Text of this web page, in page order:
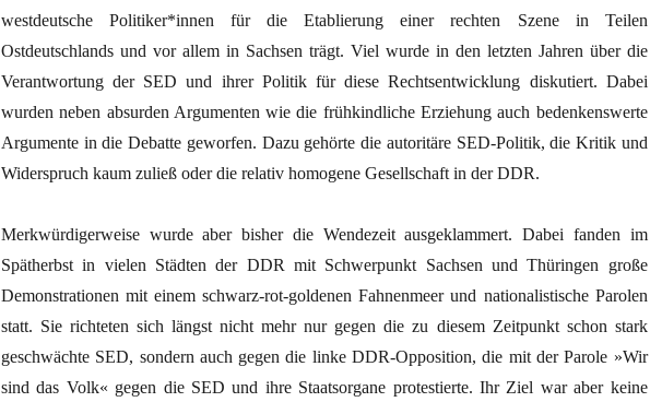
westdeutsche Politiker*innen für die Etablierung einer rechten Szene in Teilen
Ostdeutschlands und vor allem in Sachsen trägt. Viel wurde in den letzten Jahren über die
Verantwortung der SED und ihrer Politik für diese Rechtsentwicklung diskutiert. Dabei
wurden neben absurden Argumenten wie die frühkindliche Erziehung auch bedenkenswerte
Argumente in die Debatte geworfen. Dazu gehörte die autoritäre SED-Politik, die Kritik und
Widerspruch kaum zuließ oder die relativ homogene Gesellschaft in der DDR.
Merkwürdigerweise wurde aber bisher die Wendezeit ausgeklammert. Dabei fanden im
Spätherbst in vielen Städten der DDR mit Schwerpunkt Sachsen und Thüringen große
Demonstrationen mit einem schwarz-rot-goldenen Fahnenmeer und nationalistische Parolen
statt. Sie richteten sich längst nicht mehr nur gegen die zu diesem Zeitpunkt schon stark
geschwächte SED, sondern auch gegen die linke DDR-Opposition, die mit der Parole »Wir
sind das Volk« gegen die SED und ihre Staatsorgane protestierte. Ihr Ziel war aber keine